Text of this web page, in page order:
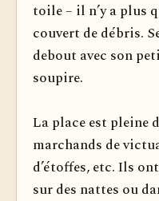
toile – il n’y a plus
couvert de débris.
debout avec son
soupire.
La place est pleine
marchands de
d’étoffes, etc. Ils
sur des nattes ou